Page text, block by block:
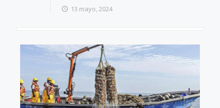
13 mayo, 2024